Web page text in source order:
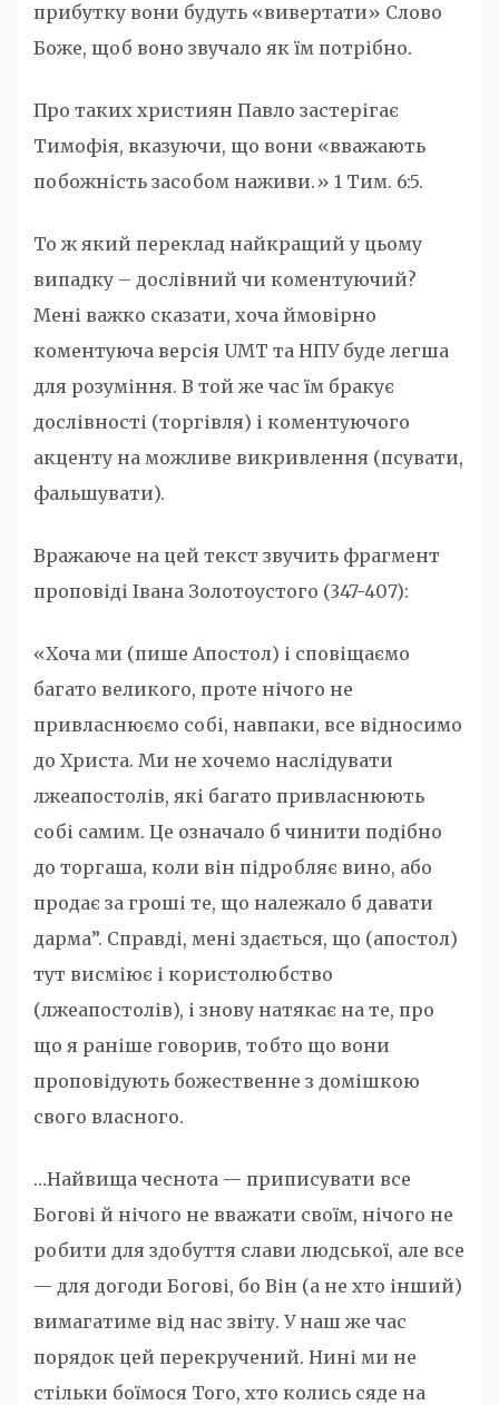
прибутку вони будуть «вивертати» Слово
Боже, щоб воно звучало як їм потрібно.
Про таких християн Павло застерігає
Тимофія, вказуючи, що вони «вважають
побожність засобом наживи.» 1 Тим. 6:5.
То ж який переклад найкращий у цьому
випадку – дослівний чи коментуючий?
Мені важко сказати, хоча ймовірно
коментуюча версія UMT та НПУ буде легша
для розуміння. В той же час їм бракує
дослівності (торгівля) і коментуючого
акценту на можливе викривлення (псувати,
фальшувати).
Вражаюче на цей текст звучить фрагмент
проповіді Івана Золотоустого (347-407):
«Хоча ми (пише Апостол) і сповіщаємо
багато великого, проте нічого не
привласнюємо собі, навпаки, все відносимо
до Христа. Ми не хочемо наслідувати
лжеапостолів, які багато привласнюють
собі самим. Це означало б чинити подібно
до торгаша, коли він підробляє вино, або
продає за гроші те, що належало б давати
дарма”. Справді, мені здається, що (апостол)
тут висміює і користолюбство
(лжеапостолів), і знову натякає на те, про
що я раніше говорив, тобто що вони
проповідують божественне з домішкою
свого власного.
…Найвища чеснота — приписувати все
Богові й нічого не вважати своїм, нічого не
робити для здобуття слави людської, але все
— для догоди Богові, бо Він (а не хто інший)
вимагатиме від нас звіту. У наш же час
порядок цей перекручений. Нині ми не
стільки боїмося Того, хто колись сяде на